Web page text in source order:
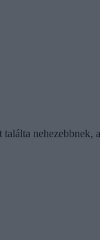
találta